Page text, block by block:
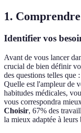
1. Comprendre
Identifier vos
Avant de vous lancer
crucial de bien définir
des questions telles que
Quelle est l'ampleur de
habitudes médicales,
vous correspondra
Choisir, 67% des
la mieux adaptée à leurs